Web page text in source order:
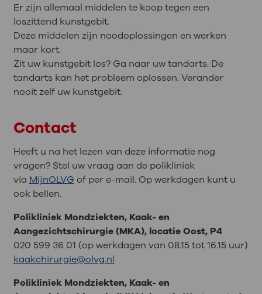
Er zijn allemaal middelen te koop tegen een
loszittend kunstgebit.
Deze middelen zijn noodoplossingen en werken
maar kort.
Zit uw kunstgebit los? Ga naar uw tandarts. De
tandarts kan het probleem oplossen. Verander
nooit zelf uw kunstgebit.
Contact
Heeft u na het lezen van deze informatie nog
vragen? Stel uw vraag aan de polikliniek
via MijnOLVG of per e-mail. Op werkdagen kunt u
ook bellen.
Polikliniek Mondziekten, Kaak- en
Aangezichtschirurgie (MKA), locatie Oost, P4
020 599 36 01 (op werkdagen van 08.15 tot 16.15 uur)
kaakchirurgie@olvg.nl
Polikliniek Mondziekten, Kaak- en